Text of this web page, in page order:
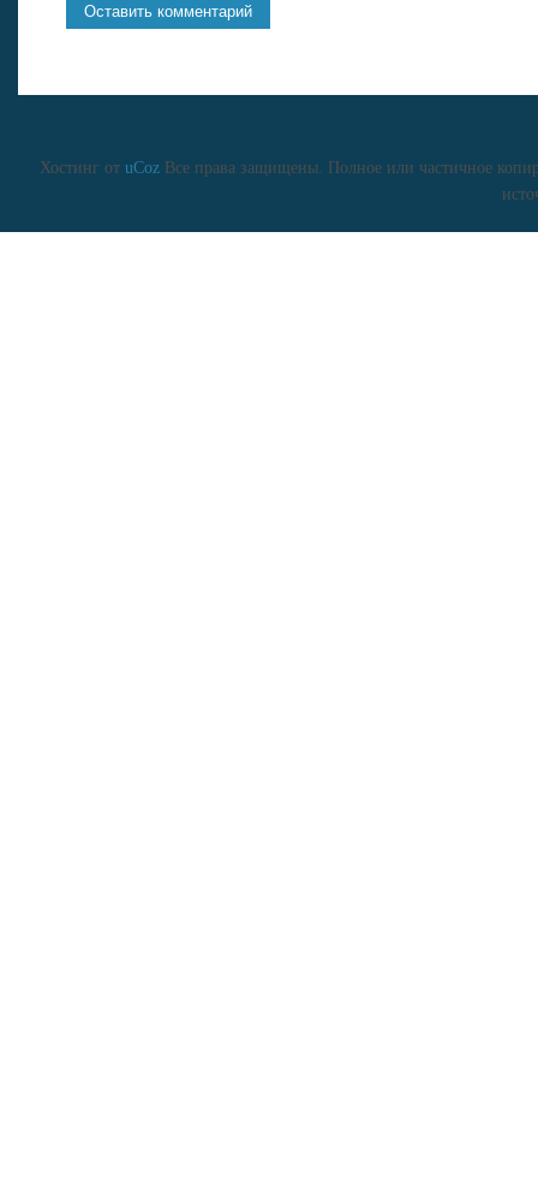
Хостинг от uCozВсе права защищены. Полное или частичное